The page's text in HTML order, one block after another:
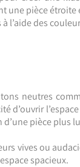
une pièce étroite
l’aide des
neutres
d’ouvrir
pièce plus
vives ou
spacieux.